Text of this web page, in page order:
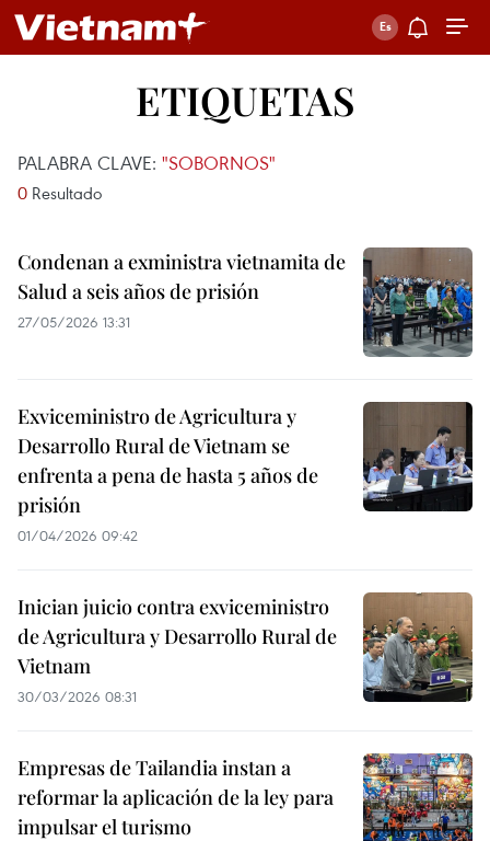
ETIQUETAS
PALABRA CLAVE: "SOBORNOS"
0 Resultado
Condenan a exministra vietnamita de
Salud a seis años de prisión
27/05/2026 13:31
Exviceministro de Agricultura y
Desarrollo Rural de Vietnam se
enfrenta a pena de hasta 5 años de
prisión
01/04/2026 09:42
Inician juicio contra exviceministro
de Agricultura y Desarrollo Rural de
Vietnam
30/03/2026 08:31
Empresas de Tailandia instan a
reformar la aplicación de la ley para
impulsar el turismo